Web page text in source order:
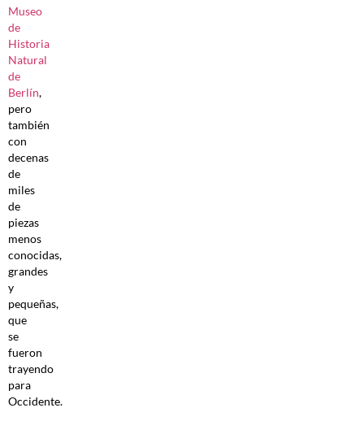
Museo
de
Historia
Natural
de
Berlín,
pero
también
con
decenas
de
miles
de
piezas
menos
conocidas,
grandes
y
pequeñas,
que
se
fueron
trayendo
para
Occidente.